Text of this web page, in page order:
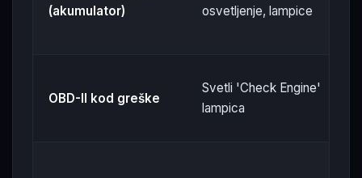
(akumulator)
osvetljenje, lampice
OBD-II kod greške
Svetli 'Check Engine'
lampica